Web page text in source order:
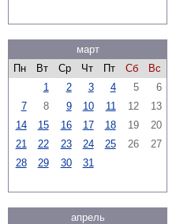
март
Пн
Вт Ср Чт Пт Сб
Вс
1
2 3 4 5
6
7
8 9 10 11 12
13
14
15 16 17 18 19
20
21
22 23 24 25 26
27
28
29 30 31
апрель